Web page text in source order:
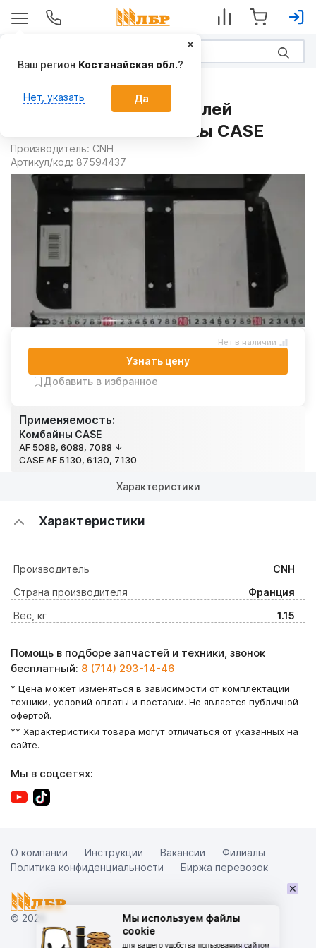
Панель предохранителей
87594437 на Комбайны CASE
Производитель: CNH
Артикул/код: 87594437
Применяемость:
Комбайны CASE
AF 5088, 6088, 7088
CASE AF 5130, 6130, 7130
Нет в наличии
Узнать цену
Добавить в избранное
Характеристики
Характеристики
Производитель
CNH
Страна производителя
Франция
Вес, кг
1.15
Мы используем файлы
cookie
для вашего удобства пользования сайтом
Помощь в подборе запчастей и техники, звонок
бесплатный: 8 (714) 293-14-46
* Цена может изменяться в зависимости от комплектации
техники, условий оплаты и поставки. Не является публичной
офертой.
** Характеристики товара могут отличаться от указанных на
сайте.
Мы в соцсетях:
© 2026
О компании Инструкции Вакансии
Филиалы
Политика конфиденциальности
Биржа перевозок
×
Ваш регион Костанайская обл.?
Нет, указать Да